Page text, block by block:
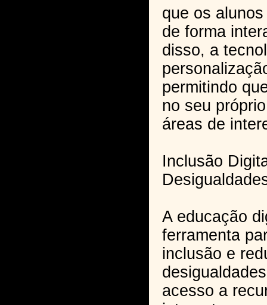
que os
de forma
disso, a
permitindo
no seu
áreas de
Inclusão
A educação
ferramenta
inclusão e
acesso a